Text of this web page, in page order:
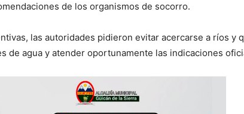
de los organismos de socorro.
las autoridades pidieron evitar acercarse a ríos y
de agua y atender oportunamente las indicaciones